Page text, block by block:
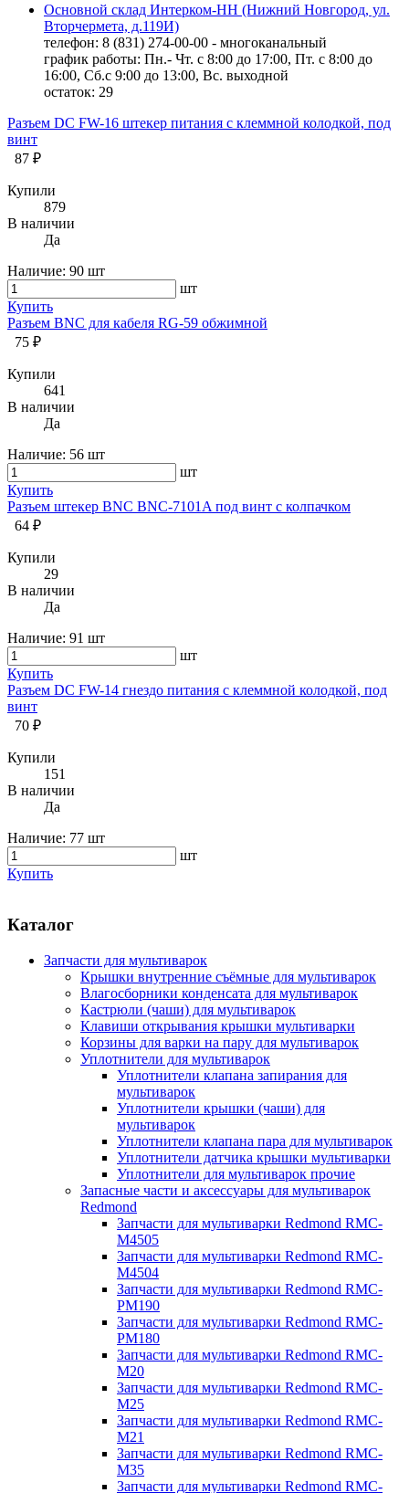
Основной склад Интерком-НН (Нижний Новгород, ул.
Вторчермета, д.119И)
телефон: 8 (831) 274-00-00 - многоканальный
график работы: Пн.- Чт. с 8:00 до 17:00, Пт. с 8:00 до
16:00, Сб.с 9:00 до 13:00, Вс. выходной
остаток: 29
Разъем DC FW-16 штекер питания с клеммной колодкой, под
винт
87 ₽
Купили
879
В наличии
Да
Наличие: 90 шт
шт
Купить
Разъем BNC для кабеля RG-59 обжимной
75 ₽
Купили
641
В наличии
Да
Наличие: 56 шт
шт
Купить
Разъем штекер BNC BNC-7101A под винт с колпачком
64 ₽
Купили
29
В наличии
Да
Наличие: 91 шт
шт
Купить
Разъем DC FW-14 гнездо питания с клеммной колодкой, под
винт
70 ₽
Купили
151
В наличии
Да
Наличие: 77 шт
шт
Купить
Каталог
Запчасти для мультиварок
Крышки внутренние съёмные для мультиварок
Влагосборники конденсата для мультиварок
Кастрюли (чаши) для мультиварок
Клавиши открывания крышки мультиварки
Корзины для варки на пару для мультиварок
Уплотнители для мультиварок
Уплотнители клапана запирания для
мультиварок
Уплотнители крышки (чаши) для
мультиварок
Уплотнители клапана пара для мультиварок
Уплотнители датчика крышки мультиварки
Уплотнители для мультиварок прочие
Запасные части и аксессуары для мультиварок
Redmond
Запчасти для мультиварки Redmond RMC-
M4505
Запчасти для мультиварки Redmond RMC-
M4504
Запчасти для мультиварки Redmond RMC-
PM190
Запчасти для мультиварки Redmond RMC-
PM180
Запчасти для мультиварки Redmond RMC-
M20
Запчасти для мультиварки Redmond RMC-
M25
Запчасти для мультиварки Redmond RMC-
M21
Запчасти для мультиварки Redmond RMC-
M35
Запчасти для мультиварки Redmond RMC-